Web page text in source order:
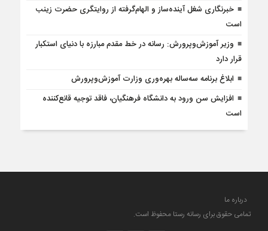
خبرنگاری شغل آینده‌ساز و الهام‌گرفته از روایتگری حضرت زینب
است
وزیر آموزش‌وپرورش: رسانه در خط مقدم مبارزه با دنیای استکبار
قرار دارد
ابلاغ برنامه سه‌ساله بهره‌وری وزارت آموزش‌وپرورش
افزایش سن ورود به دانشگاه فرهنگیان، فاقد توجیه قانع‌کننده
است
درباره ما
تمامی حقوق برای رسانه رستا محفوظ است.